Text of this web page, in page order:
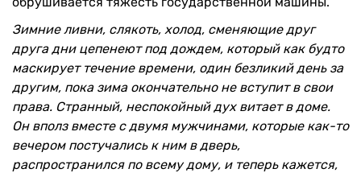
Зимние ливни, слякоть, холод, сменяющие друг
друга дни цепенеют под дождем, который как будто
маскирует течение времени, один безликий день за
другим, пока зима окончательно не вступит в свои
права. Странный, неспокойный дух витает в доме.
Он вполз вместе с двумя мужчинами, которые как-то
вечером постучались к ним в дверь,
распространился по всему дому, и теперь кажется,